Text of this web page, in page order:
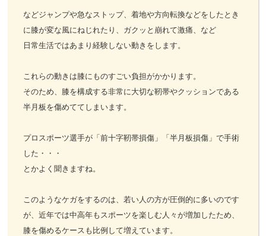
などジャンプや急なストップ、着地や方向転換などをしたとき
に膝が変な風にねじれたり、ガクッと崩れて激痛、など
日常生活ではあまり経験しない動きをします。
これらの動きは膝にものすごい負担がかかります。
そのため、膝を構成する非常に大切な靭帯やクッションである
半月板を傷めててしまいます。
プロスポーツ選手が「前十字靭帯損傷」「半月板損傷」で手術
した・・・
とかよく聞きますね。
このようなケガをするのは、若い人の方が圧倒的に多いのです
が、近年では中高年もスポーツを楽しむ人々が増加したため、
膝を傷めるケースも比例して増えています。